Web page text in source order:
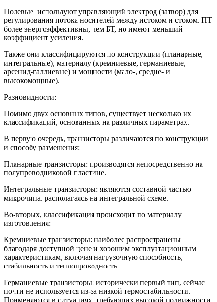
Полевые используют управляющий электрод (затвор) для
регулирования потока носителей между истоком и стоком. ПТ
более энергоэффективны, чем БТ, но имеют меньший
коэффициент усиления.
Также они классифицируются по конструкции (планарные,
интегральные), материалу (кремниевые, германиевые,
арсенид-галлиевые) и мощности (мало-, средне- и
высокомощные).
Разновидности:
Помимо двух основных типов, существует несколько их
классификаций, основанных на различных параметрах.
В первую очередь, транзисторы различаются по конструкции
и способу размещения:
Планарные транзисторы: производятся непосредственно на
полупроводниковой пластине.
Интегральные транзисторы: являются составной частью
микрочипа, располагаясь на интегральной схеме.
Во-вторых, классификация происходит по материалу
изготовления:
Кремниевые транзисторы: наиболее распространены
благодаря доступной цене и хорошим эксплуатационным
характеристикам, включая нагрузочную способность,
стабильность и теплопроводность.
Германиевые транзисторы: исторически первый тип, сейчас
почти не используется из-за низкой термостабильности.
Применяются в ситуациях, требующих высокой подвижности